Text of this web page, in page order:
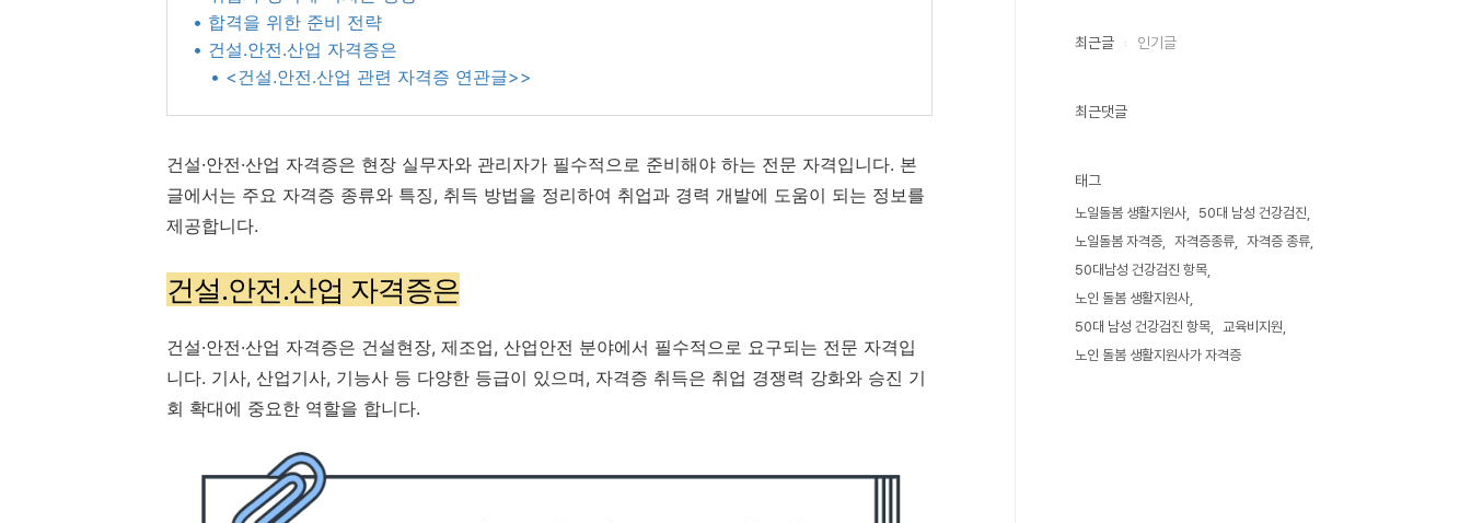
• 합격을 위한 준비 전략
• 건설.안전.산업 자격증은
• <건설.안전.산업 관련 자격증 연관글>>
건설·안전·산업 자격증은 현장 실무자와 관리자가 필수적으로 준비해야 하는 전문 자격입니다. 본
글에서는 주요 자격증 종류와 특징, 취득 방법을 정리하여 취업과 경력 개발에 도움이 되는 정보를
제공합니다.
건설.안전.산업 자격증은
건설·안전·산업 자격증은 건설현장, 제조업, 산업안전 분야에서 필수적으로 요구되는 전문 자격입
니다. 기사, 산업기사, 기능사 등 다양한 등급이 있으며, 자격증 취득은 취업 경쟁력 강화와 승진 기
회 확대에 중요한 역할을 합니다.
최근글 인기글
최근댓글
태그
노일돌봄 생활지원사
50대 남성 건강검진
노일돌봄 자격증
자격증종류
자격증 종류
50대남성 건강검진 항목
노인 돌봄 생활지원사
50대 남성 건강검진 항목
교육비지원
노인 돌봄 생활지원사가 자격증